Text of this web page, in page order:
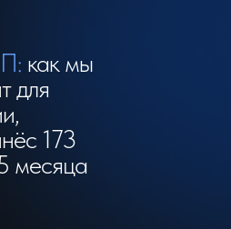
как мы
для
173
месяца